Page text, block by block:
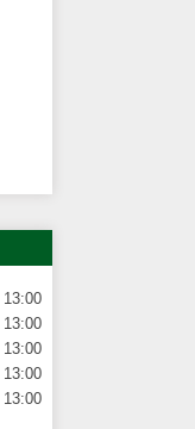
13:00
13:00
13:00
13:00
13:00